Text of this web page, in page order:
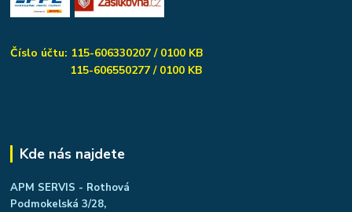
Číslo účtu: 115-606330207 / 0100 KB
115-606550277 / 0100 KB
Kde nás najdete
APM SERVIS - Rothová
Podmokelská 3/28,